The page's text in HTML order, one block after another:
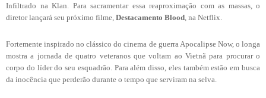
Infiltrado na Klan. Para sacramentar essa reaproximação com as massas, o
diretor lançará seu próximo filme, Destacamento Blood , na Netflix.
Fortemente inspirado no clássico do cinema de guerra Apocalipse Now, o longa
mostra a jornada de quatro veteranos que voltam ao Vietnã para procurar o
corpo do líder do seu esquadrão. Para além disso, eles também estão em busca
da inocência que perderão durante o tempo que serviram na selva.